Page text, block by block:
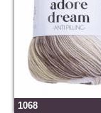
1068